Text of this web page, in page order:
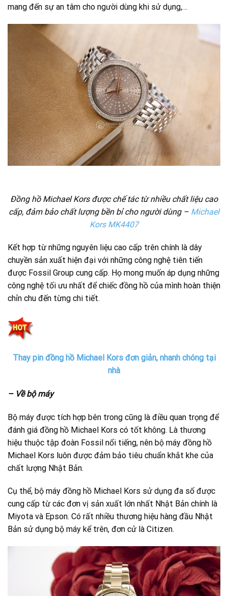
mang đến sự an tâm cho người dùng khi sử dụng,…
Đồng hồ Michael Kors được chế tác từ nhiều chất liệu cao
cấp, đảm bảo chất lượng bền bỉ cho người dùng – Michael
Kors MK4407
Kết hợp từ những nguyên liệu cao cấp trên chính là dây
chuyền sản xuất hiện đại với những công nghệ tiên tiến
được Fossil Group cung cấp. Họ mong muốn áp dụng những
công nghệ tối ưu nhất để chiếc đồng hồ của mình hoàn thiện
chỉn chu đến từng chi tiết.
Thay pin đồng hồ Michael Kors đơn giản, nhanh chóng tại
nhà
– Về bộ máy
Bộ máy được tích hợp bên trong cũng là điều quan trọng để
đánh giá đồng hồ Michael Kors có tốt không. Là thương
hiệu thuộc tập đoàn Fossil nổi tiếng, nên bộ máy đồng hồ
Michael Kors luôn được đảm bảo tiêu chuẩn khắt khe của
chất lượng Nhật Bản.
Cụ thể, bộ máy đồng hồ Michael Kors sử dụng đa số được
cung cấp từ các đơn vị sản xuất lớn nhất Nhật Bản chính là
Miyota và Epson. Có rất nhiều thương hiệu hàng đầu Nhật
Bản sử dụng bộ máy kể trên, đơn cử là Citizen.